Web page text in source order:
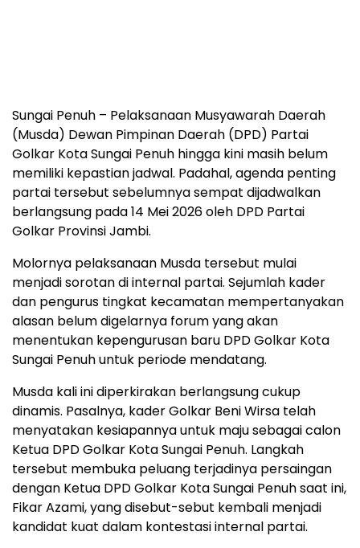
Sungai Penuh – Pelaksanaan Musyawarah Daerah
(Musda) Dewan Pimpinan Daerah (DPD) Partai
Golkar Kota Sungai Penuh hingga kini masih belum
memiliki kepastian jadwal. Padahal, agenda penting
partai tersebut sebelumnya sempat dijadwalkan
berlangsung pada 14 Mei 2026 oleh DPD Partai
Golkar Provinsi Jambi.
Molornya pelaksanaan Musda tersebut mulai
menjadi sorotan di internal partai. Sejumlah kader
dan pengurus tingkat kecamatan mempertanyakan
alasan belum digelarnya forum yang akan
menentukan kepengurusan baru DPD Golkar Kota
Sungai Penuh untuk periode mendatang.
Musda kali ini diperkirakan berlangsung cukup
dinamis. Pasalnya, kader Golkar Beni Wirsa telah
menyatakan kesiapannya untuk maju sebagai calon
Ketua DPD Golkar Kota Sungai Penuh. Langkah
tersebut membuka peluang terjadinya persaingan
dengan Ketua DPD Golkar Kota Sungai Penuh saat ini,
Fikar Azami, yang disebut-sebut kembali menjadi
kandidat kuat dalam kontestasi internal partai.